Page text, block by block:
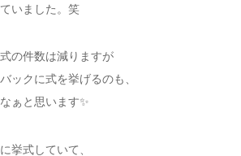
いました。笑
の件数は減りますが
ックに式を挙げるのも、
ぁと思います✨
挙式していて、